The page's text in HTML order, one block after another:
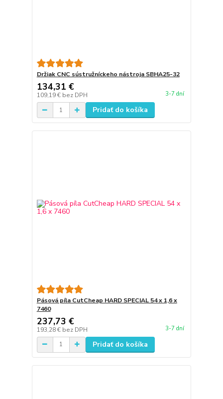
Držiak CNC sústružníckeho nástroja SBHA25-32
134,31 €
109,19 € bez DPH 3-7 dní
Pridať do košíka
Pásová píla CutCheap HARD SPECIAL 54 x 1,6 x
7460
237,73 €
193,28 € bez DPH 3-7 dní
Pridať do košíka